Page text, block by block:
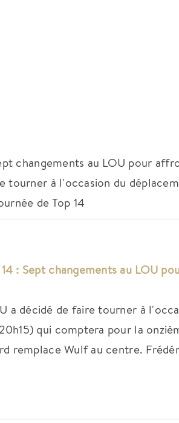
changements au LOU pour
tourner à l'occasion du
de Top 14
14 : Sept changements au LOU
a décidé de faire tourner à
qui comptera pour la
remplace Wulf au centre.